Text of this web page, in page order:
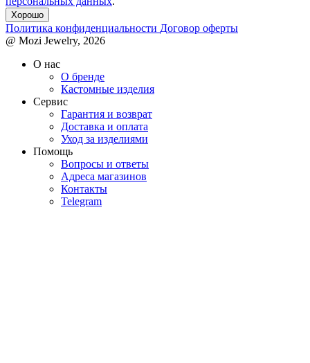
Хорошо
Политика конфиденциальности Договор оферты
@ Mozi Jewelry, 2026
О нас
О бренде
Кастомные изделия
Сервис
Гарантия и возврат
Доставка и оплата
Уход за изделиями
Помощь
Вопросы и ответы
Адреса магазинов
Контакты
Telegram